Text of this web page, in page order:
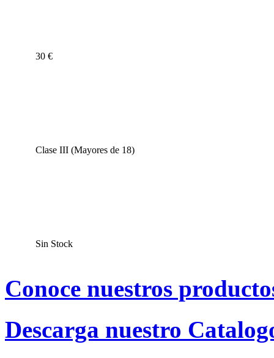
30 €
Clase III (Mayores de 18)
Sin Stock
Conoce nuestros
Descarga nuestro